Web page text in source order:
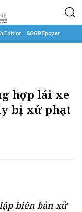
Edition SGGP Epaper
hợp lái xe
bị xử phạt
lập biên bản xử